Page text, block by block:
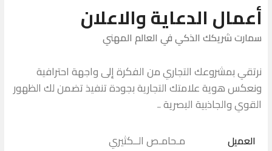
أعمال الدعاية والاعلان
سمارت شريكك الذكي في العالم المهني
نرتقي بمشروعك التجاري من الفكرة إلى واجهة احترافية
ونعكس هوية علامتك التجارية بجودة تنفيذ تضمن لك الظهور
القوي والجاذبية البصرية ..
العميل مـحامـص الــكثيري